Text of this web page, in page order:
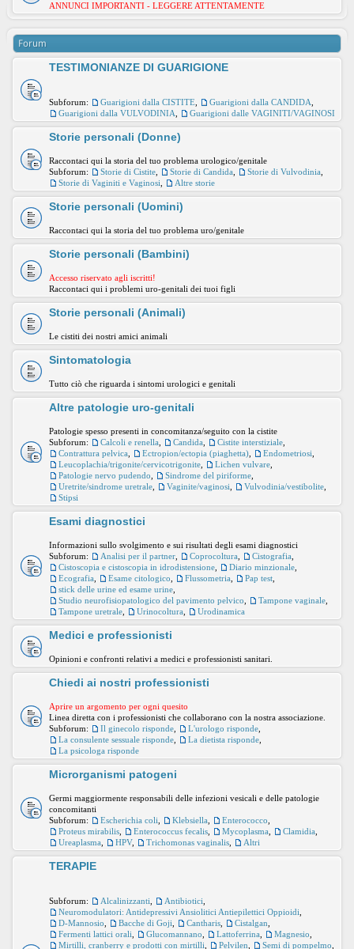
ANNUNCI IMPORTANTI - LEGGERE ATTENTAMENTE
Forum
TESTIMONIANZE DI GUARIGIONE
Subforum: Guarigioni dalla CISTITE Guarigioni dalla CANDIDA
Guarigioni dalla VULVODINIA
Guarigioni dalle VAGINITI/VAGINOSI
Storie personali (Donne)
Raccontaci qui la storia del tuo problema urologico/genitale
Subforum:
Storie di Cistite Storie di Candida Storie di Vulvodinia
Storie di Vaginiti e Vaginosi
Altre storie
Storie personali (Uomini)
Raccontaci qui la storia del tuo problema uro/genitale
Storie personali (Bambini)
Accesso riservato agli iscritti!
Raccontaci qui i problemi uro-genitali dei tuoi figli
Storie personali (Animali)
Le cistiti dei nostri amici animali
Sintomatologia
Tutto ciò che riguarda i sintomi urologici e genitali
Altre patologie uro-genitali
Patologie spesso presenti in concomitanza/seguito con la cistite
Subforum:
Calcoli e renella Candida Cistite interstiziale
Contrattura pelvica
Ectropion/ectopia (piaghetta) Endometriosi
Leucoplachia/trigonite/cervicotrigonite
Lichen vulvare
Patologie nervo pudendo
Sindrome del piriforme
Uretrite/sindrome uretrale
Vaginite/vaginosi Vulvodinia/vestibolite
Stipsi
Esami diagnostici
Informazioni sullo svolgimento e sui risultati degli esami diagnostici
Subforum:
Analisi per il partner Coprocoltura Cistografia
Cistoscopia e cistoscopia in idrodistensione
Diario minzionale
Ecografia
Esame citologico Flussometria Pap test
stick delle urine ed esame urine
Studio neurofisiopatologico del pavimento pelvico
Tampone vaginale
Tampone uretrale
Urinocoltura Urodinamica
Medici e professionisti
Opinioni e confronti relativi a medici e professionisti sanitari.
Chiedi ai nostri professionisti
Aprire un argomento per ogni quesito
Linea diretta con i professionisti che collaborano con la nostra associazione.
Subforum:
Il ginecolo risponde L'urologo risponde
La consulente sessuale risponde
La dietista risponde
La psicologa risponde
Microrganismi patogeni
Germi maggiormente responsabili delle infezioni vesicali e delle patologie
concomitanti
Subforum:
Escherichia coli Klebsiella Enterococco
Proteus mirabilis
Enterococcus fecalis Mycoplasma Clamidia
Ureaplasma
HPV, Trichomonas vaginalis Altri
TERAPIE
Subforum: Alcalinizzanti Antibiotici
Neuromodulatori: Antidepressivi Ansiolitici Antiepilettici Oppioidi
D-Mannosio
Bacche di Goji Cantharis Cistalgan
Fermenti lattici orali
Glucomannano Lattoferrina Magnesio
Mirtilli, cranberry e prodotti con mirtilli
Pelvilen Semi di pompelmo